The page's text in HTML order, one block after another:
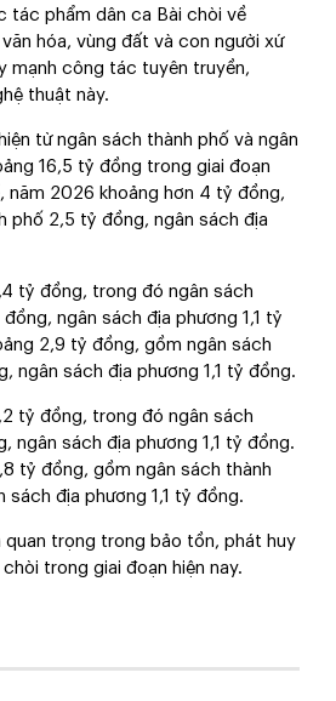
tác phẩm dân ca Bài chòi về
hóa, vùng đất và con người xứ
mạnh công tác tuyên truyền,
thuật này.
từ ngân sách thành phố và ngân
16,5 tỷ đồng trong giai đoạn
năm 2026 khoảng hơn 4 tỷ đồng,
phố 2,5 tỷ đồng, ngân sách địa
tỷ đồng, trong đó ngân sách
ngân sách địa phương 1,1 tỷ
2,9 tỷ đồng, gồm ngân sách
ngân sách địa phương 1,1 tỷ đồng.
tỷ đồng, trong đó ngân sách
ngân sách địa phương 1,1 tỷ đồng.
tỷ đồng, gồm ngân sách thành
sách địa phương 1,1 tỷ đồng.
quan trọng trong bảo tồn, phát huy
trong giai đoạn hiện nay.